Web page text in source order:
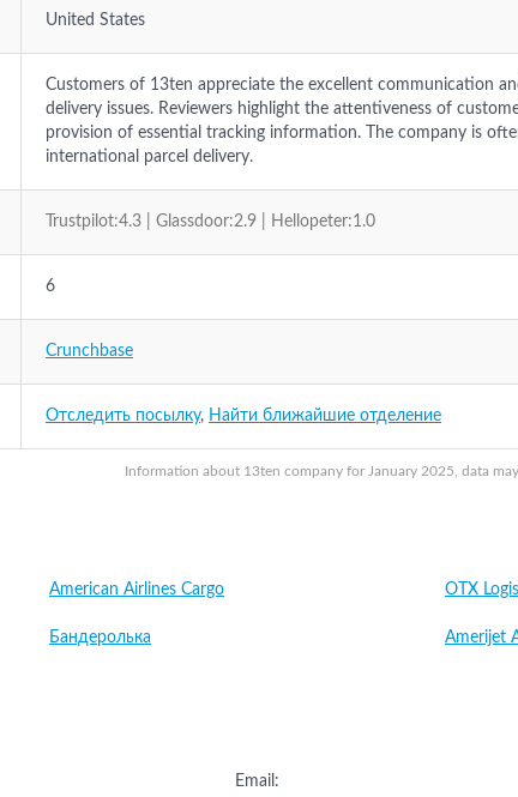
Information about 13ten company for January 2025, data
United States
Customers of 13ten appreciate the excellent communication
delivery issues. Reviewers highlight the attentiveness of
provision of essential tracking information. The company is
international parcel delivery.
Trustpilot:4.3 | Glassdoor:2.9 | Hellopeter:1.0
6
Crunchbase
Отследить посылку, Найти ближайшие отделение
American Airlines Cargo OTX
Бандеролька Amerijet
Email: